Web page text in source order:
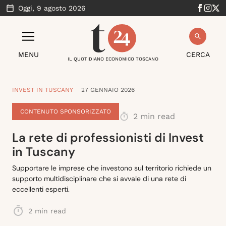
Oggi, 9 agosto 2026
MENU CERCA
IL QUOTIDIANO ECONOMICO TOSCANO
INVEST IN TUSCANY 27 GENNAIO 2026
CONTENUTO SPONSORIZZATO 2 min read
La rete di professionisti di Invest
in Tuscany
Supportare le imprese che investono sul territorio richiede un
supporto multidisciplinare che si avvale di una rete di
eccellenti esperti.
2 min read